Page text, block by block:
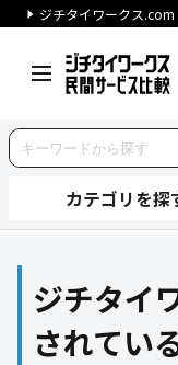
ジチタイワークス.com
カテゴリを探
ジチタイ
ジチタイ
されてい